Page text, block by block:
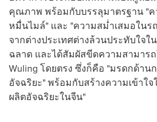
คุณภาพ พร้อมกับบรรลุมาตรฐาน "ค
หมื่นไมล์" และ "ความสม่ำเสมอใน
จากต่างประเทศต่างล้วนประทับใจ
ฉลาด และได้สัมผัสขีดความสามาร
Wuling โดยตรง ซึ่งก็คือ "มรดกด้าน
อัจฉริยะ" พร้อมกับสร้างความเข้าใจ
ผลิตอัจฉริยะในจีน"